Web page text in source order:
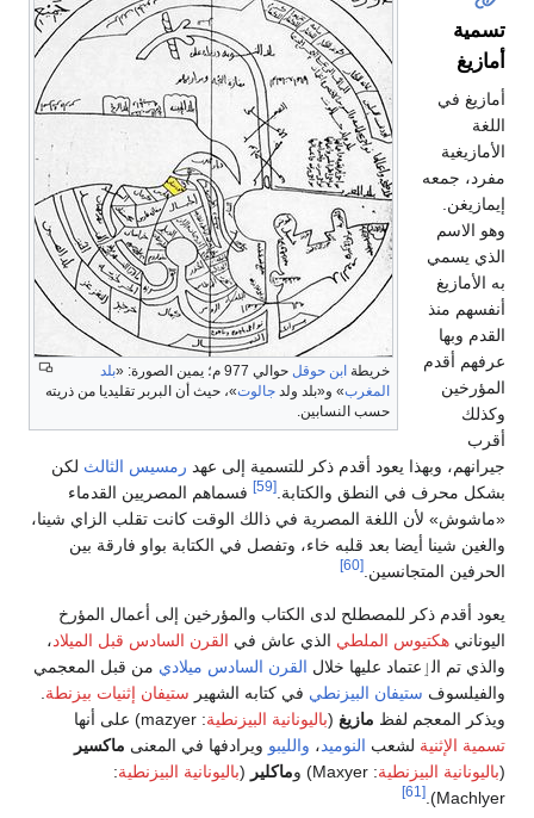
خريطةابن حوقلحوالي 977 م؛ يمين الصورة: «
بلد
المغرب» و«بلد ولد جالوت»، حيث أن البربر تقليديا من ذريته
حسب النسابين.
أقدم ذكر للتسمية إلى عهدرمسيس الثالث لكن
والكتابة.
فسماهم المصريين القدماء
المصرية في ذالك الوقت كانت تقلب الزاي شينا،
بعد قلبه خاء، وتفصل في الكتابة بواو فارقة بين
لدى الكتاب والمؤرخين إلى أعمال المؤرخ
الملطيالذي عاش فيالقرن السادس قبل الميلاد ،
عليها خلال القرن السادس ميلاديمن قبل المعجمي
البيزنطيفي كتابه الشهيرستيفان إثنيات بيزنطة.
مازيغ( باليونانية البيزنطية : mazyer) على أنها
النوميد،والليبوويرادفها في المعنىماكسير
: Maxyer) و ماكلير( باليونانية البيزنطية